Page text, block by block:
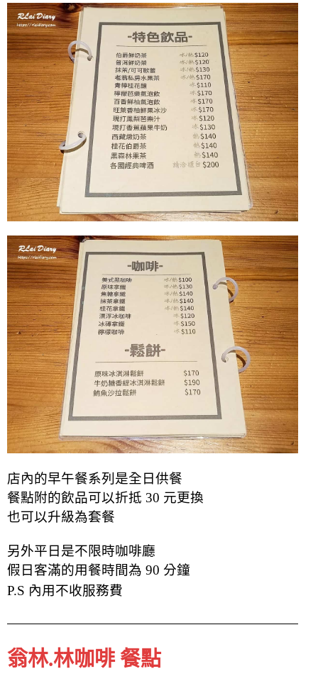
店內的早午餐系列是全日供餐
餐點附的飲品可以折抵 30 元更換
也可以升級為套餐
另外平日是不限時咖啡廳
假日客滿的用餐時間為 90 分鐘
P.S 內用不收服務費
翁林.林咖啡 餐點